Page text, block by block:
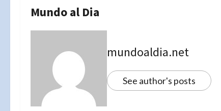
Mundo al Dia
mundoaldia.net
See author's posts